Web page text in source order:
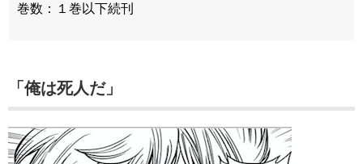
巻数：１巻以下続刊
「俺は死人だ」